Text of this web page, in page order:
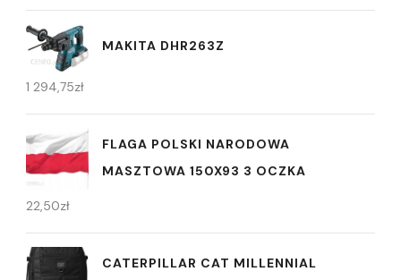
MAKITA DHR263Z
1 294,75zł
FLAGA POLSKI NARODOWA
MASZTOWA 150X93 3 OCZKA
22,50zł
CATERPILLAR CAT MILLENNIAL